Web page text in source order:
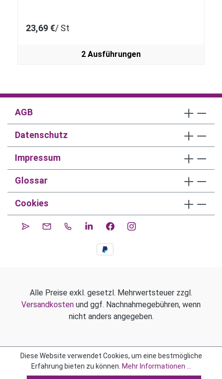
23,69 €/ St
2 Ausführungen
AGB
Datenschutz
Impressum
Glossar
Cookies
Alle Preise exkl. gesetzl. Mehrwertsteuer zzgl.
Versandkosten und ggf. Nachnahmegebühren, wenn
nicht anders angegeben.
Diese Website verwendet Cookies, um eine bestmögliche
Erfahrung bieten zu können. Mehr Informationen ...